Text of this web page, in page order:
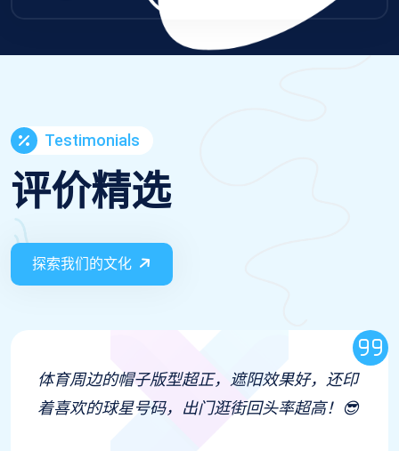
Testimonials
评价精选
探索我们的文化
体育周边的帽子版型超正，遮阳效果好，还印
着喜欢的球星号码，出门逛街回头率超高！😎